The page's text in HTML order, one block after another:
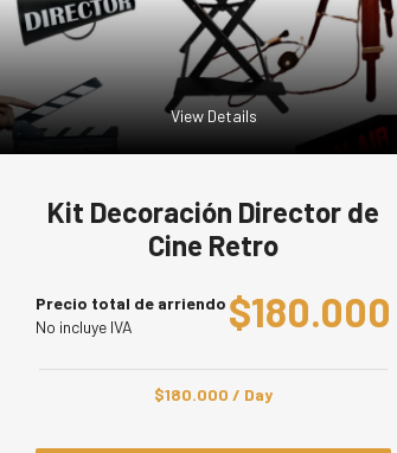
View Details
Kit Decoración Director de
Cine Retro
Precio total de arriendo
No incluye IVA
$180.000
$180.000 / Day